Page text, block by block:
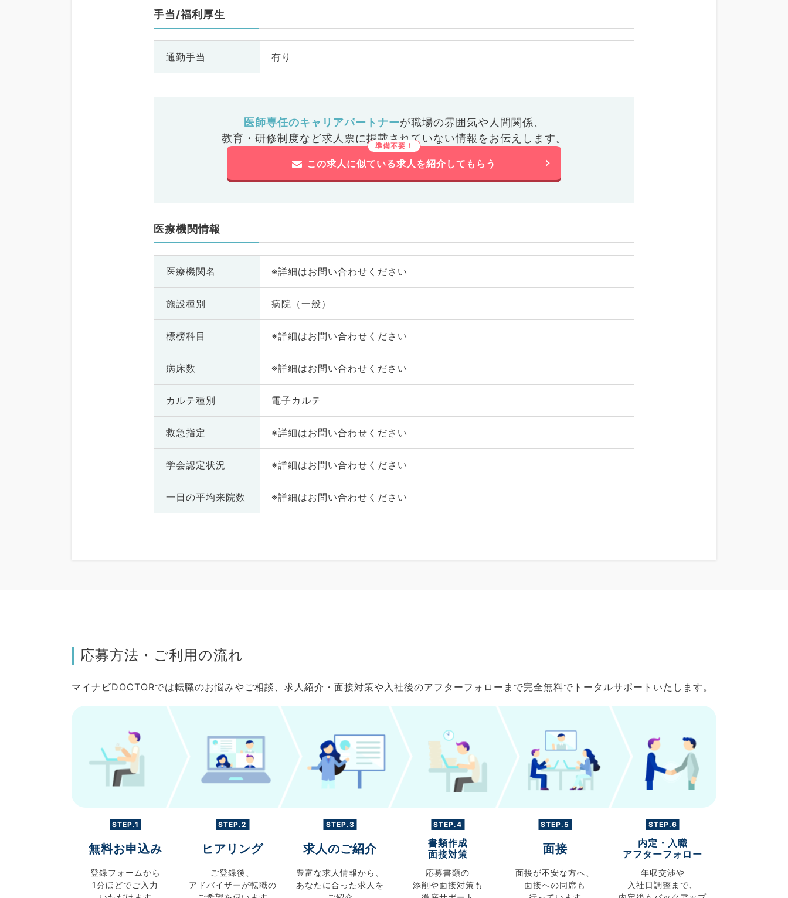
手当/福利厚生
通勤手当 有り
医師専任のキャリアパートナーが職場の雰囲気や人間関係、
教育・研修制度など求人票に掲載されていない情報をお伝えします。
この求人に似ている求人を紹介してもらう
医療機関情報
医療機関名 ※詳細はお問い合わせください
施設種別 病院（一般）
標榜科目 ※詳細はお問い合わせください
病床数 ※詳細はお問い合わせください
カルテ種別 電子カルテ
救急指定 ※詳細はお問い合わせください
学会認定状況 ※詳細はお問い合わせください
一日の平均来院数 ※詳細はお問い合わせください
応募方法・ご利用の流れ
マイナビDOCTORでは転職のお悩みやご相談、求人紹介・面接対策や入社後のアフターフォローまで完全無料でトータルサポートいたします。
STEP.1
無料お申込み
登録フォームから
1分ほどでご入力
STEP.2
ヒアリング
ご登録後、
アドバイザーが転職の
STEP.3
求人のご紹介
豊富な求人情報から、
あなたに合った求人を
STEP.4
書類作成
面接対策
応募書類の
添削や面接対策も
STEP.5
面接
面接が不安な方へ、
面接への同席も
STEP.6
内定・入職
アフターフォロー
年収交渉や
入社日調整まで、